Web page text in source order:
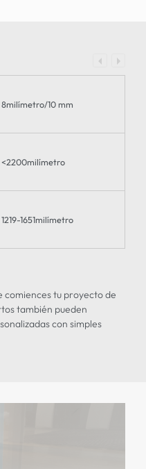
8milímetro/10 mm
<2200milímetro
1219-1651milímetro
comiences tu proyecto de
también pueden
con simples